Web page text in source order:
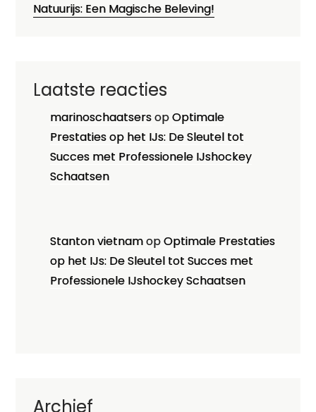
Natuurijs: Een Magische Beleving!
Laatste reacties
marinoschaatsersopOptimale
Prestaties op het IJs: De Sleutel tot
Succes met Professionele IJshockey
Schaatsen
Stanton vietnamopOptimale Prestaties
op het IJs: De Sleutel tot Succes met
Professionele IJshockey Schaatsen
Archief